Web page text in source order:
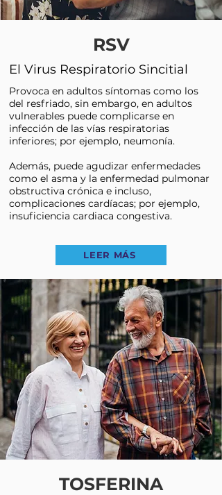
RSV
El Virus Respiratorio Sincitial
Provoca en adultos síntomas como los
del resfriado, sin embargo, en adultos
vulnerables puede complicarse en
infección de las vías respiratorias
inferiores; por ejemplo, neumonía.
Además, puede agudizar enfermedades
como el asma y la enfermedad pulmonar
obstructiva crónica e incluso,
complicaciones cardíacas; por ejemplo,
insuficiencia cardiaca congestiva.
LEER MÁS
TOSFERINA